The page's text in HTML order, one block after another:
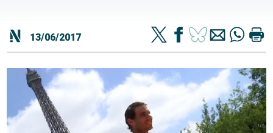
13/06/2017